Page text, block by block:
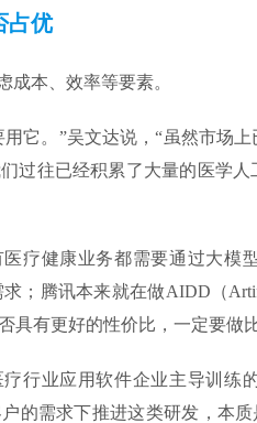
占优
成本、效率等要素。
它。”吴文达说，“虽然市场
过往已经积累了大量的医学
疗健康业务都需要通过大模
；腾讯本来就在做AIDD（
具有更好的性价比，一定要做
行业应用软件企业主导训练
的需求下推进这类研发，本